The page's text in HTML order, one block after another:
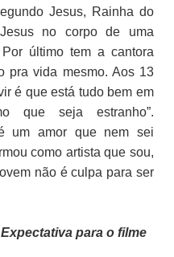
Jesus, Rainha do
no corpo de uma
último tem a cantora
pra vida mesmo. Aos 13
é que está tudo bem em
que seja estranho”.
um amor que nem sei
como artista que sou,
não é culpa para ser
para o filme